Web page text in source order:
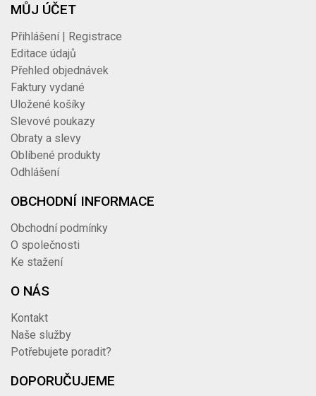
MŮJ ÚČET
Přihlášení | Registrace
Editace údajů
Přehled objednávek
Faktury vydané
Uložené košíky
Slevové poukazy
Obraty a slevy
Oblíbené produkty
Odhlášení
OBCHODNÍ INFORMACE
Obchodní podmínky
O společnosti
Ke stažení
O NÁS
Kontakt
Naše služby
Potřebujete poradit?
DOPORUČUJEME